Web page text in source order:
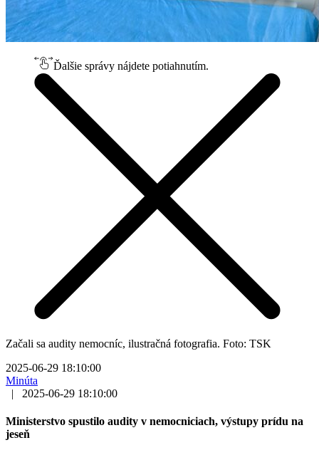
Ďalšie správy nájdete potiahnutím.
Začali sa audity nemocníc, ilustračná fotografia. Foto: TSK
2025-06-29 18:10:00
Minúta
|
2025-06-29 18:10:00
Ministerstvo spustilo audity v nemocniciach, výstupy prídu na
jeseň